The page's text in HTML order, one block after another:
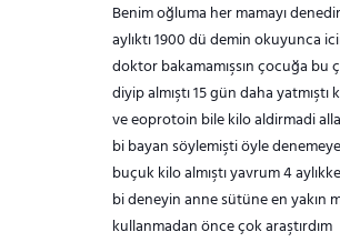
Benim oğluma her mamayı
aylıktı 1900 dü demin okuyunca
doktor bakamamışsın çocuğa bu
diyip almıştı 15 gün daha
ve eoprotoin bile kilo aldirmadi
bi bayan söylemişti öyle
buçuk kilo almıştı yavrum 4
bi deneyin anne sütüne en yakın
kullanmadan önce çok araştırdım